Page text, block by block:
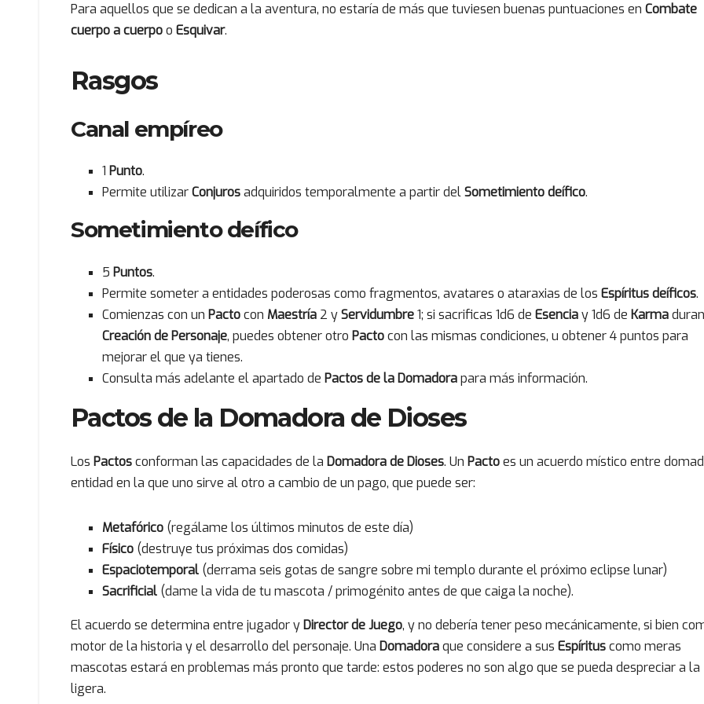
Para aquellos que se dedican a la aventura, no estaría de más que tuviesen buenas puntuaciones en Combate
cuerpo a cuerpoo Esquivar.
Rasgos
Canal empíreo
1 Punto.
Permite utilizarConjurosadquiridos temporalmente a partir delSometimiento deífico.
Sometimiento deífico
5 Puntos.
Permite someter a entidades poderosas como fragmentos, avatares o ataraxias de los Espíritus deíficos.
Comienzas con un Pactocon Maestría 2 yServidumbre1; si sacrificas 1d6 de Esenciay 1d6 de Karma
Creación de Personaje, puedes obtener otro Pactocon las mismas condiciones, u obtener 4 puntos para
mejorar el que ya tienes.
Consulta más adelante el apartado de Pactos de la Domadorapara más información.
Pactos de la Domadora de Dioses
Los Pactosconforman las capacidades de la Domadora de Dioses. Un Pactoes un acuerdo místico entre
entidad en la que uno sirve al otro a cambio de un pago, que puede ser:
Metafórico (regálame los últimos minutos de este día)
Físico (destruye tus próximas dos comidas)
Espaciotemporal (derrama seis gotas de sangre sobre mi templo durante el próximo eclipse lunar)
Sacrificial (dame la vida de tu mascota / primogénito antes de que caiga la noche).
El acuerdo se determina entre jugador y Director de Juego, y no debería tener peso mecánicamente, si bien
motor de la historia y el desarrollo del personaje. Una Domadoraque considere a sus Espírituscomo meras
mascotas estará en problemas más pronto que tarde: estos poderes no son algo que se pueda despreciar a la
ligera.